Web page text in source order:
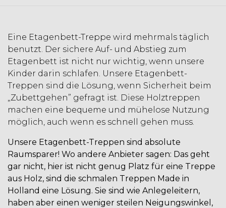
Eine Etagenbett-Treppe wird mehrmals täglich
benutzt. Der sichere Auf- und Abstieg zum
Etagenbett ist nicht nur wichtig, wenn unsere
Kinder darin schlafen. Unsere Etagenbett-
Treppen sind die Lösung, wenn Sicherheit beim
„Zubettgehen” gefragt ist. Diese Holztreppen
machen eine bequeme und mühelose Nutzung
möglich, auch wenn es schnell gehen muss.
Unsere Etagenbett-Treppen sind absolute
Raumsparer! Wo andere Anbieter sagen: Das geht
gar nicht, hier ist nicht genug Platz für eine Treppe
aus Holz, sind die schmalen Treppen Made in
Holland eine Lösung. Sie sind wie Anlegeleitern,
haben aber einen weniger steilen Neigungswinkel,